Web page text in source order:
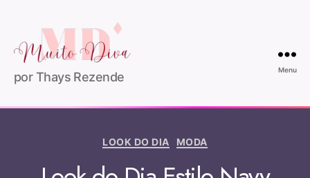
por Thays Rezende
Menu
LOOK DO DIA MODA